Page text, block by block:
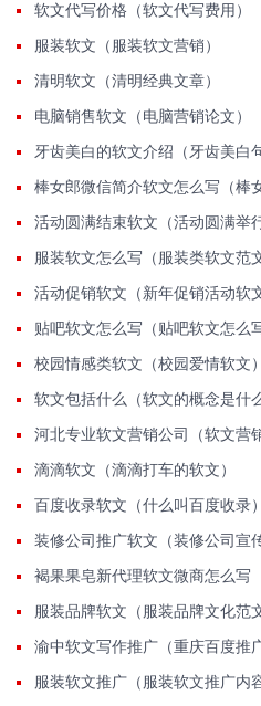
软文代写价格（软文代写费用）
服装软文（服装软文营销）
清明软文（清明经典文章）
电脑销售软文（电脑营销论文）
牙齿美白的软文介绍（牙齿美白
活动圆满结束软文（活动圆满举
服装软文怎么写（服装类软文范
活动促销软文（新年促销活动软
贴吧软文怎么写（贴吧软文怎么
校园情感类软文（校园爱情软文）
软文包括什么（软文的概念是什
河北专业软文营销公司（软文营
滴滴软文（滴滴打车的软文）
百度收录软文（什么叫百度收录）
装修公司推广软文（装修公司宣
褐果果皂新代理软文微商怎么写
服装品牌软文（服装品牌文化范
渝中软文写作推广（重庆百度推
服装软文推广（服装软文推广内